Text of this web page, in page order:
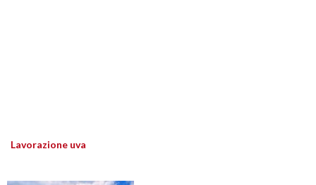
Lavorazione uva